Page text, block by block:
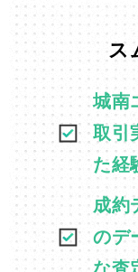
ス
城南
取引
た経
成約
のデ